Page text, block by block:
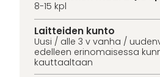
8-15 kpl
Laitteiden kunto
Uusi / alle 3 v vanha /
edelleen erinomaisessa
kauttaaltaan